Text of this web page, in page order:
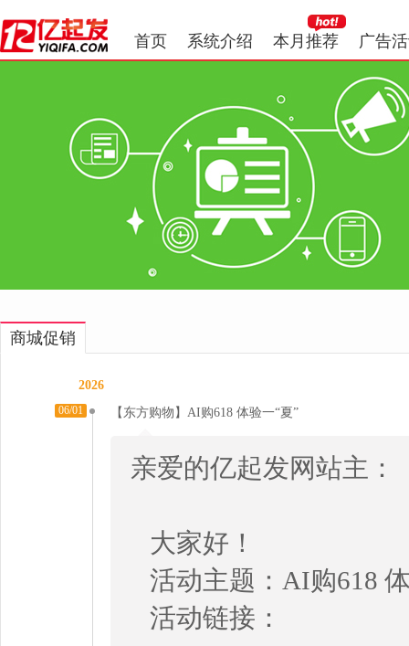
首页 系统介绍 本月推荐 广告
商城促销
2026
06/01 【东方购物】AI购618 体验一“夏”
亲爱的亿起发网站主：
大家好！
活动主题：AI购618
活动链接：